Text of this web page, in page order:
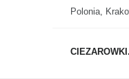
Polonia,